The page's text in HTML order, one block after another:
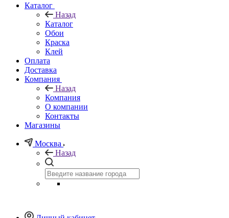
Каталог
Назад
Каталог
Обои
Краска
Клей
Оплата
Доставка
Компания
Назад
Компания
О компании
Контакты
Магазины
Москва
Назад